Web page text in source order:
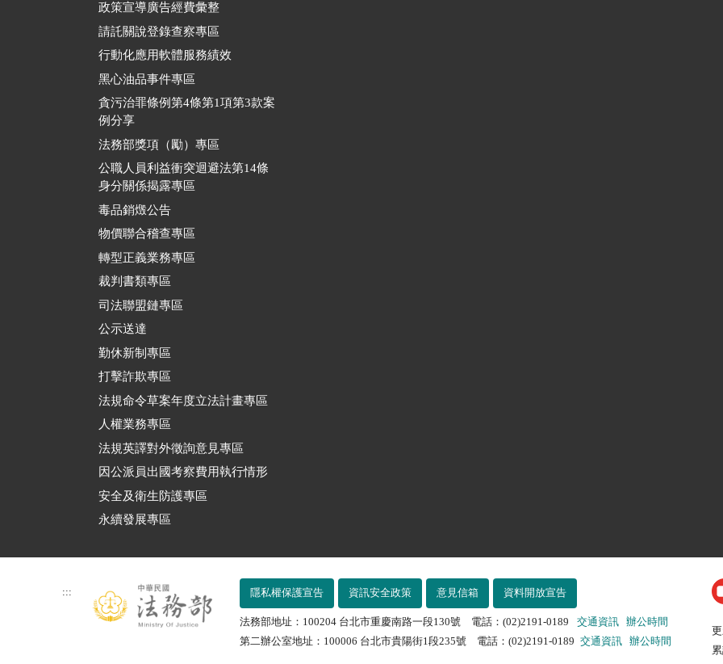
政策宣導廣告經費彙整
請託關說登錄查察專區
行動化應用軟體服務績效
黑心油品事件專區
貪污治罪條例第4條第1項第3款案
例分享
法務部獎項（勵）專區
公職人員利益衝突迴避法第14條
身分關係揭露專區
毒品銷燬公告
物價聯合稽查專區
轉型正義業務專區
裁判書類專區
司法聯盟鏈專區
公示送達
勤休新制專區
打擊詐欺專區
法規命令草案年度立法計畫專區
人權業務專區
法規英譯對外徵詢意見專區
因公派員出國考察費用執行情形
安全及衛生防護專區
永續發展專區
::: 隱私權保護宣告 資訊安全政策 意見信箱 資料開放宣告
法務部地址：100204 台北市重慶南路一段130號 電話：(02)2191-0189 交通資訊
辦公時間
第二辦公室地址：100006 台北市貴陽街1段235號 電話：(02)2191-0189 交通資訊 辦公時間